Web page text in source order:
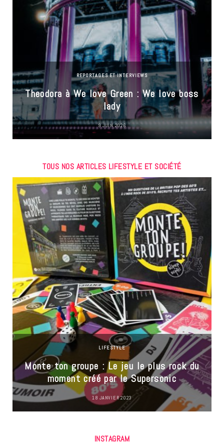
REPORTAGES ET INTERVIEWS
Theodora à We love Green : We love boss
lady
9 JUIN 2026
TOUS NOS ARTICLES LIFESTYLE ET SOCIÉTÉ
LIFESTYLE
Monte ton groupe : Le jeu le plus rock du
moment créé par le Supersonic
18 JANVIER 2023
INSTAGRAM